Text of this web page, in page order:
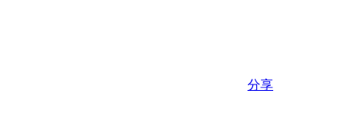
分享